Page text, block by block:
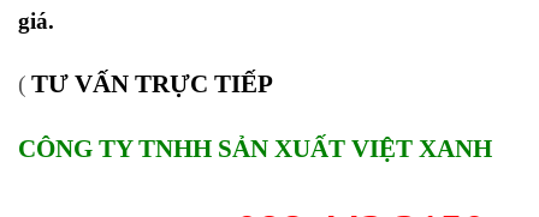
giá.
( TƯ VẤN TRỰC TIẾP
CÔNG TY TNHH SẢN XUẤT VIỆT XANH